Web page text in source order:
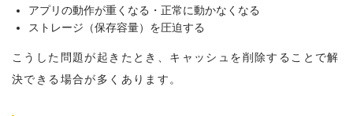
アプリの動作が重くなる・正常に動かなくなる
ストレージ（保存容量）を圧迫する
こうした問題が起きたとき、キャッシュを削除することで解
決できる場合が多くあります。